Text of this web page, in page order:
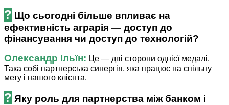
? Що сьогодні більше впливає на
ефективність аграрія — доступ до
фінансування чи доступ до техно­­логій?
Олександр Ільїн: Це — дві сторони однієї медалі.
Така собі партнерська синергія, яка працює на спільну
мету і нашого клієнта.
? Яку роль для партнерства між банком і